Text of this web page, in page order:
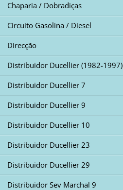
Chaparia / Dobradiças
Circuito Gasolina / Diesel
Direcção
Distribuidor Ducellier (1982-1997)
Distribuidor Ducellier 7
Distribuidor Ducellier 9
Distribuidor Ducellier 10
Distribuidor Ducellier 23
Distribuidor Ducellier 29
Distribuidor Sev Marchal 9